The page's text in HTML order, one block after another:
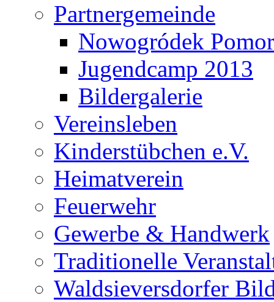
Partnergemeinde
Nowogródek
Jugendcamp 2013
Bildergalerie
Vereinsleben
Kinderstübchen e.V.
Heimatverein
Feuerwehr
Gewerbe & Handwerk
Traditionelle
Waldsieversdorfer